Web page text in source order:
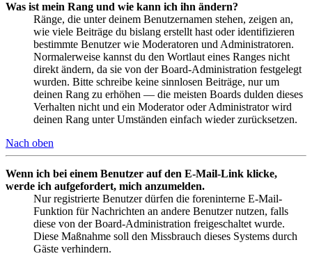
Was ist mein Rang und wie kann ich ihn ändern?
Ränge, die unter deinem Benutzernamen stehen, zeigen an,
wie viele Beiträge du bislang erstellt hast oder identifizieren
bestimmte Benutzer wie Moderatoren und Administratoren.
Normalerweise kannst du den Wortlaut eines Ranges nicht
direkt ändern, da sie von der Board-Administration festgelegt
wurden. Bitte schreibe keine sinnlosen Beiträge, nur um
deinen Rang zu erhöhen — die meisten Boards dulden dieses
Verhalten nicht und ein Moderator oder Administrator wird
deinen Rang unter Umständen einfach wieder zurücksetzen.
Nach oben
Wenn ich bei einem Benutzer auf den E-Mail-Link klicke,
werde ich aufgefordert, mich anzumelden.
Nur registrierte Benutzer dürfen die foreninterne E-Mail-
Funktion für Nachrichten an andere Benutzer nutzen, falls
diese von der Board-Administration freigeschaltet wurde.
Diese Maßnahme soll den Missbrauch dieses Systems durch
Gäste verhindern.